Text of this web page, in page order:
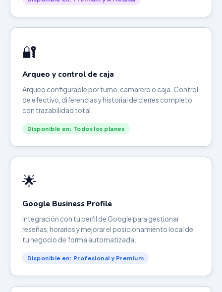
🔐
Arqueo y control de caja
Arqueo configurable por turno, camarero o caja. Control
de efectivo, diferencias y historial de cierres completo
con trazabilidad total.
Disponible en: Todos los planes
🌟
Google Business Profile
Integración con tu perfil de Google para gestionar
reseñas, horarios y mejorar el posicionamiento local de
tu negocio de forma automatizada.
Disponible en: Profesional y Premium